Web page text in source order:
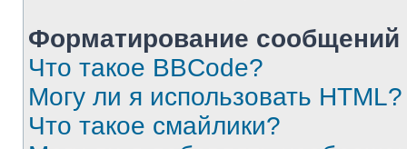
Форматирование
Что такое BBCode?
Могу ли я использовать HTML?
Что такое смайлики?